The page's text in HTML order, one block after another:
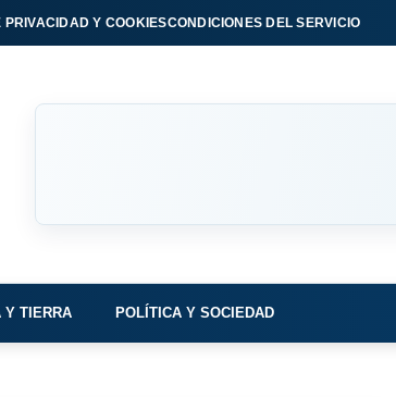
PRIVACIDAD Y COOKIESCONDICIONES DEL SERVICIO
Y TIERRA POLÍTICA Y SOCIEDAD